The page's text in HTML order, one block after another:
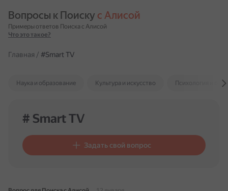
Вопросы к Поиску с Алисой
Примеры ответов Поиска с Алисой
Что это такое?
Главная / #Smart TV
Наука и образование Культура и искусство Психология и
# Smart TV
Задать свой вопрос